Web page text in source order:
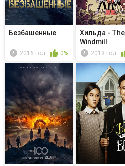
Безбашенные
2016 год 0%
Хильда - The
Windmill
2018 год